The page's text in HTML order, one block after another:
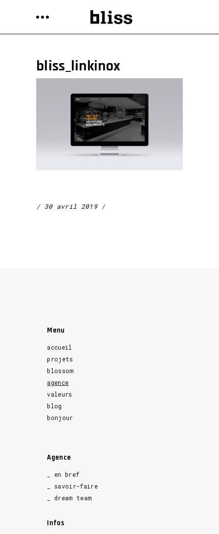
bliss_linkinox
30 avril 2019
Menu
accueil
projets
blossom
agence
valeurs
blog
bonjour
Agence
_ en bref
_ savoir-faire
_ dream team
Infos